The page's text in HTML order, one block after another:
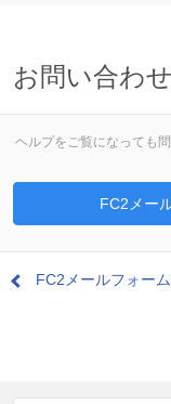
お問い合わせ
ヘルプをご覧になっても
FC2メー
FC2メールフォー